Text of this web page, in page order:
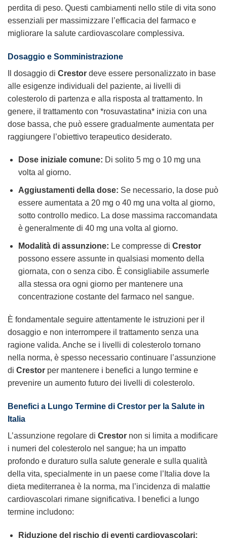
perdita di peso. Questi cambiamenti nello stile di vita sono
essenziali per massimizzare l’efficacia del farmaco e
migliorare la salute cardiovascolare complessiva.
Dosaggio e Somministrazione
Il dosaggio di Crestor deve essere personalizzato in base
alle esigenze individuali del paziente, ai livelli di
colesterolo di partenza e alla risposta al trattamento. In
genere, il trattamento con *rosuvastatina* inizia con una
dose bassa, che può essere gradualmente aumentata per
raggiungere l’obiettivo terapeutico desiderato.
Dose iniziale comune: Di solito 5 mg o 10 mg una
volta al giorno.
Aggiustamenti della dose: Se necessario, la dose può
essere aumentata a 20 mg o 40 mg una volta al giorno,
sotto controllo medico. La dose massima raccomandata
è generalmente di 40 mg una volta al giorno.
Modalità di assunzione: Le compresse di Crestor
possono essere assunte in qualsiasi momento della
giornata, con o senza cibo. È consigliabile assumerle
alla stessa ora ogni giorno per mantenere una
concentrazione costante del farmaco nel sangue.
È fondamentale seguire attentamente le istruzioni per il
dosaggio e non interrompere il trattamento senza una
ragione valida. Anche se i livelli di colesterolo tornano
nella norma, è spesso necessario continuare l’assunzione
di Crestor per mantenere i benefici a lungo termine e
prevenire un aumento futuro dei livelli di colesterolo.
Benefici a Lungo Termine di Crestor per la Salute in
Italia
L’assunzione regolare di Crestor non si limita a modificare
i numeri del colesterolo nel sangue; ha un impatto
profondo e duraturo sulla salute generale e sulla qualità
della vita, specialmente in un paese come l’Italia dove la
dieta mediterranea è la norma, ma l’incidenza di malattie
cardiovascolari rimane significativa. I benefici a lungo
termine includono:
Riduzione del rischio di eventi cardiovascolari: